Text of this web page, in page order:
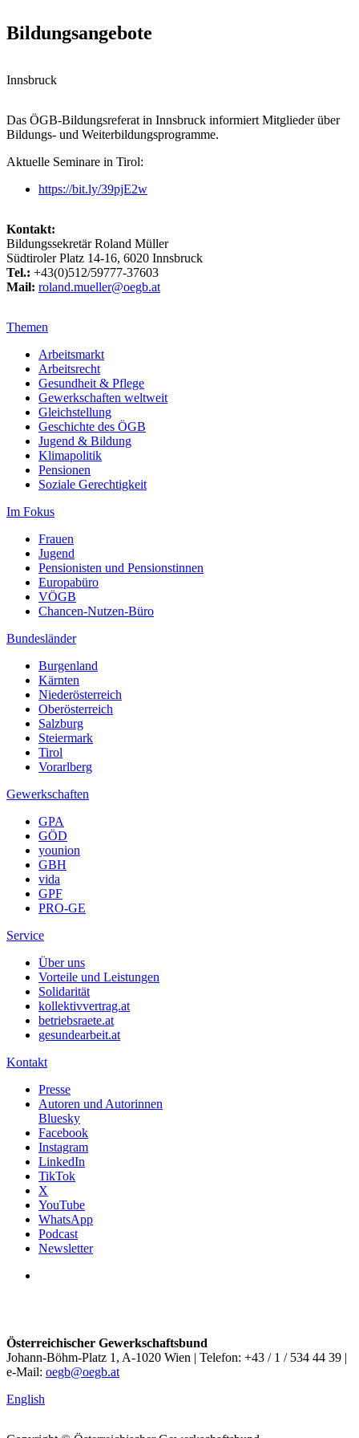
Bildungsangebote
Innsbruck
Das ÖGB-Bildungsreferat in Innsbruck informiert Mitglieder über
Bildungs- und Weiterbildungsprogramme.
Aktuelle Seminare in Tirol:
https://bit.ly/39pjE2w
Kontakt:
Bildungssekretär Roland Müller
Südtiroler Platz 14-16, 6020 Innsbruck
Tel.: +43(0)512/59777-37603
Mail: roland.mueller@oegb.at
Themen
Arbeitsmarkt
Arbeitsrecht
Gesundheit & Pflege
Gewerkschaften weltweit
Gleichstellung
Geschichte des ÖGB
Jugend & Bildung
Klimapolitik
Pensionen
Soziale Gerechtigkeit
Im Fokus
Frauen
Jugend
Pensionisten und Pensionstinnen
Europabüro
VÖGB
Chancen-Nutzen-Büro
Bundesländer
Burgenland
Kärnten
Niederösterreich
Oberösterreich
Salzburg
Steiermark
Tirol
Vorarlberg
Gewerkschaften
GPA
GÖD
younion
GBH
vida
GPF
PRO-GE
Service
Über uns
Vorteile und Leistungen
Solidarität
kollektivvertrag.at
betriebsraete.at
gesundearbeit.at
Kontakt
Presse
Autoren und Autorinnen
Bluesky
Facebook
Instagram
LinkedIn
TikTok
X
YouTube
WhatsApp
Podcast
Newsletter
Österreichischer Gewerkschaftsbund
Johann-Böhm-Platz 1, A-1020 Wien | Telefon: +43 / 1 / 534 44 39 |
e-Mail: oegb@oegb.at
English